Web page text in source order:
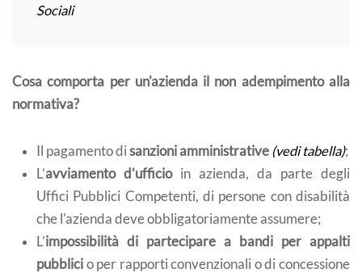
Sociali
Cosa comporta per un'azienda il non adempimento alla
normativa?
Il pagamento di sanzioni amministrative (vedi tabella);
L’avviamento d’ufficioin azienda, da parte degli
Uffici Pubblici Competenti, di persone con disabilità
che l'azienda deve obbligatoriamente assumere;
L’impossibilità di partecipare a bandi per appalti
pubblici o per rapporti convenzionali o di concessione